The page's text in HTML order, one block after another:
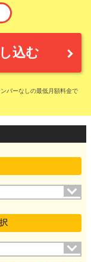
込む
バーなしの最低月額料金で